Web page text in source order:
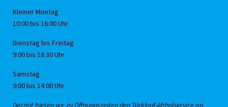
Kleiner Montag
10:00 bis 16:00 Uhr
Dienstag bis Freitag
9:00 bis 18:30 Uhr
Samstag
9:00 bis 14:00 Uhr
Derzeit bieten wir zu Öffnungszeiten den Türklopf-Abholservice an.